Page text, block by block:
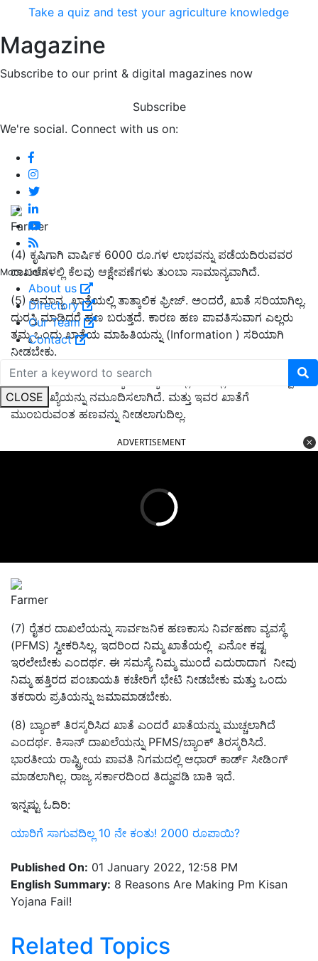
Take a quiz and test your agriculture knowledge
Magazine
Subscribe to our print & digital magazines now
Subscribe
We're social. Connect with us on:
More Links
About us
Directory
Our Team
Contact
CLOSE
Farmer
(4) ಕೃಷಿಗಾಗಿ ವಾರ್ಷಿಕ 6000 ರೂ.ಗಳ ಲಾಭವನ್ನು ಪಡೆಯದಿರುವವರ
ದಾಖಲೆಗಳಲ್ಲಿ ಕೆಲವು ಆಕ್ಷೇಪಣೆಗಳು ತುಂಬಾ ಸಾಮಾನ್ಯವಾಗಿದೆ.
(5) ಅಮಾನ್ಯ ಖಾತೆಯಲ್ಲಿ ತಾತ್ಕಾಲಿಕ ಫ್ರೀಜ್. ಅಂದರೆ, ಖಾತೆ ಸರಿಯಾಗಿಲ್ಲ.
ದುರಸ್ತಿ ಮಾಡಿದರೆ ಹಣ ಬರುತ್ತದೆ. ಕಾರಣ ಹಣ ಪಾವತಿಸುವಾಗ ಎಲ್ಲರು
ತಮ್ಮ ಒಂದು ಖಾತೆಯ ಮಾಹಿತಿಯನ್ನು (Information ) ಸರಿಯಾಗಿ
ನೀಡಬೇಕು.
(6) ನೀಡಲಾದ ಖಾತೆ ಸಂಖ್ಯೆಯು ಬ್ಯಾಂಕಿನಲ್ಲಿ ಇರಲಿಲ್ಲ. ಇದರರ್ಥ ತಪ್ಪು
ಖಾತೆ ಸಂಖ್ಯೆಯನ್ನು ನಮೂದಿಸಲಾಗಿದೆ. ಮತ್ತು ಇವರ ಖಾತೆಗೆ
ಮುಂಬರುವಂತ ಹಣವನ್ನು ನೀಡಲಾಗುದಿಲ್ಲ.
ADVERTISEMENT
Farmer
(7) ರೈತರ ದಾಖಲೆಯನ್ನು ಸಾರ್ವಜನಿಕ ಹಣಕಾಸು ನಿರ್ವಹಣಾ ವ್ಯವಸ್ಥೆ
(PFMS) ಸ್ವೀಕರಿಸಿಲ್ಲ. ಇದರಿಂದ ನಿಮ್ಮ ಖಾತೆಯಲ್ಲಿ ಏನೋ ಕಷ್ಟ
ಇರಲೇಬೇಕು ಎಂದರ್ಥ. ಈ ಸಮಸ್ಯೆ ನಿಮ್ಮ ಮುಂದೆ ಎದುರಾದಾಗ ನೀವು
ನಿಮ್ಮ ಹತ್ತಿರದ ಪಂಚಾಯತಿ ಕಚೇರಿಗೆ ಭೇಟಿ ನೀಡಬೇಕು ಮತ್ತು ಒಂದು
ತಕರಾರು ಪ್ರತಿಯನ್ನು ಜಮಾಮಾಡಬೇಕು.
(8) ಬ್ಯಾಂಕ್ ತಿರಸ್ಕರಿಸಿದ ಖಾತೆ ಎಂದರೆ ಖಾತೆಯನ್ನು ಮುಚ್ಚಲಾಗಿದೆ
ಎಂದರ್ಥ. ಕಿಸಾನ್ ದಾಖಲೆಯನ್ನು PFMS/ಬ್ಯಾಂಕ್ ತಿರಸ್ಕರಿಸಿದೆ.
ಭಾರತೀಯ ರಾಷ್ಟ್ರೀಯ ಪಾವತಿ ನಿಗಮದಲ್ಲಿ ಆಧಾರ್ ಕಾರ್ಡ್ ಸೀಡಿಂಗ್
ಮಾಡಲಾಗಿಲ್ಲ. ರಾಜ್ಯ ಸರ್ಕಾರದಿಂದ ತಿದ್ದುಪಡಿ ಬಾಕಿ ಇದೆ.
ಇನ್ನಷ್ಟು ಓದಿರಿ:
ಯಾರಿಗೆ ಸಾಗುವದಿಲ್ಲ 10 ನೇ ಕಂತು! 2000 ರೂಪಾಯಿ?
Published On: 01 January 2022, 12:58 PM
English Summary: 8 Reasons Are Making Pm Kisan
Yojana Fail!
Related Topics